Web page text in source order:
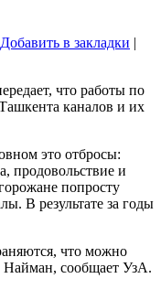
Добавить в закладки |
что работы по
каналов и их
это отбросы:
продовольствие и
попросту
В результате за годы
что можно
Найман, сообщает УзА.